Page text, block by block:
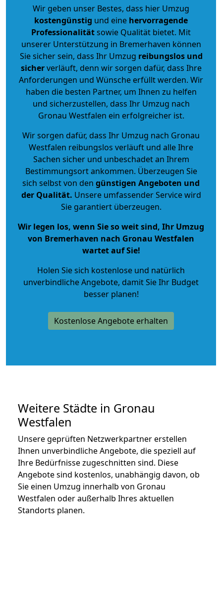
Wir geben unser Bestes, dass hier Umzug
kostengünstig und eine hervorragende
Professionalitätsowie Qualität bietet. Mit
unserer Unterstützung in Bremerhaven können
Sie sicher sein, dass Ihr Umzug reibungslos und
sicherverläuft, denn wir sorgen dafür, dass Ihre
Anforderungen und Wünsche erfüllt werden. Wir
haben die besten Partner, um Ihnen zu helfen
und sicherzustellen, dass Ihr Umzug nach
Gronau Westfalen ein erfolgreicher ist.
Wir sorgen dafür, dass Ihr Umzug nach Gronau
Westfalen reibungslos verläuft und alle Ihre
Sachen sicher und unbeschadet an Ihrem
Bestimmungsort ankommen. Überzeugen Sie
sich selbst von den günstigen Angeboten und
der Qualität. Unsere umfassender Service wird
Sie garantiert überzeugen.
Wir legen los, wenn Sie so weit sind, Ihr Umzug
von Bremerhaven nach Gronau Westfalen
wartet auf Sie!
Holen Sie sich kostenlose und natürlich
unverbindliche Angebote, damit Sie Ihr Budget
besser planen!
Kostenlose Angebote erhalten
Weitere Städte in Gronau
Westfalen
Unsere geprüften Netzwerkpartner erstellen
Ihnen unverbindliche Angebote, die speziell auf
Ihre Bedürfnisse zugeschnitten sind. Diese
Angebote sind kostenlos, unabhängig davon, ob
Sie einen Umzug innerhalb von Gronau
Westfalen oder außerhalb Ihres aktuellen
Standorts planen.